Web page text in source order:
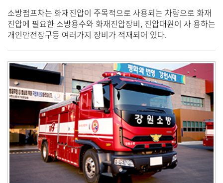
소방펌프차는 화재진압이 주목적으로 사용되는 차량으로 화재
진압에 필요한 소방용수와 화재진압장비, 진압대원이 사 용하는
개인안전장구등 여러가지 장비가 적재되어 있다.